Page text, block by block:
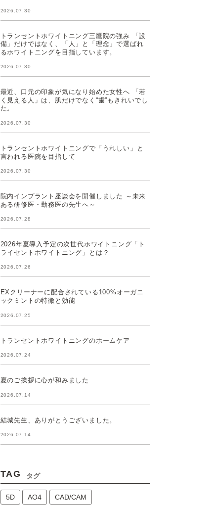
2026.07.30
トランセントホワイトニング三鷹院の強み 「設
備」だけではなく、「人」と「理念」で選ばれ
るホワイトニングを目指しています。
2026.07.30
最近、口元の印象が気になり始めた女性へ 「若
く見える人」は、肌だけでなく“歯”もきれいでし
た。
2026.07.30
トランセントホワイトニングで「うれしい」と
言われる医院を目指して
2026.07.30
院内インプラント座談会を開催しました ～未来
ある研修医・勤務医の先生へ～
2026.07.28
2026年夏導入予定の次世代ホワイトニング「ト
ライセントホワイトニング」とは？
2026.07.26
EXクリーナーに配合されている100%オーガニ
ックミントの特徴と効能
2026.07.25
トランセントホワイトニングのホームケア
2026.07.24
夏のご挨拶に心が和みました
2026.07.14
結城先生、ありがとうございました。
2026.07.14
TAG タグ
5D AO4 CAD/CAM